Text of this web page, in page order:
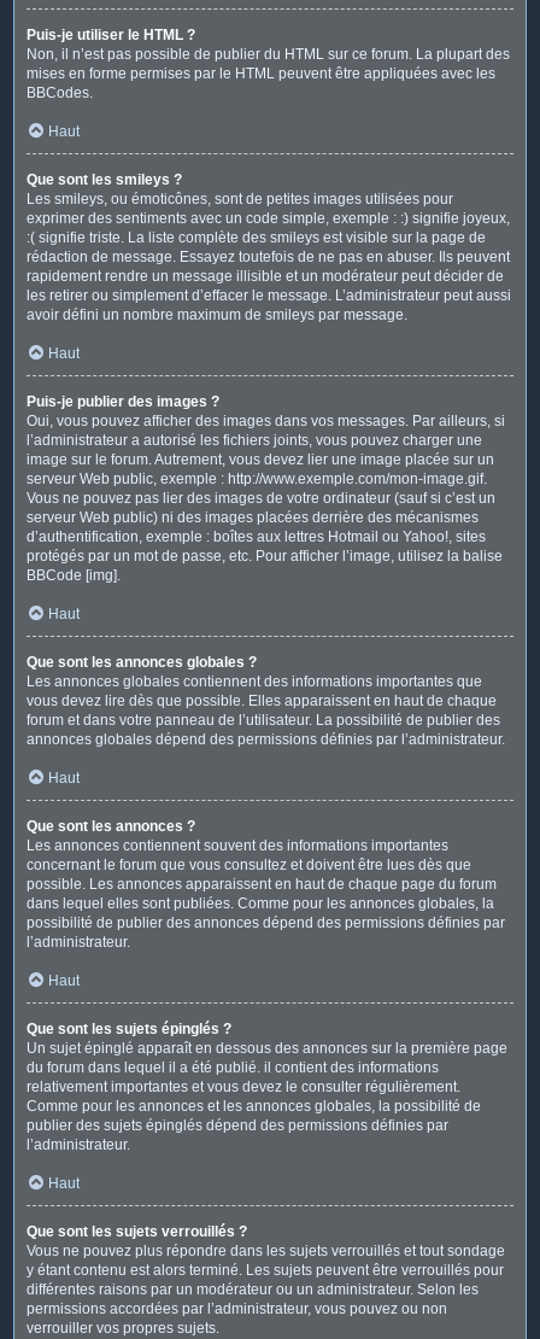
Puis-je utiliser le HTML ?
Non, il n’est pas possible de publier du HTML sur ce forum. La plupart des
mises en forme permises par le HTML peuvent être appliquées avec les
BBCodes.
Haut
Que sont les smileys ?
Les smileys, ou émoticônes, sont de petites images utilisées pour
exprimer des sentiments avec un code simple, exemple : :) signifie joyeux,
:( signifie triste. La liste complète des smileys est visible sur la page de
rédaction de message. Essayez toutefois de ne pas en abuser. Ils peuvent
rapidement rendre un message illisible et un modérateur peut décider de
les retirer ou simplement d’effacer le message. L’administrateur peut aussi
avoir défini un nombre maximum de smileys par message.
Haut
Puis-je publier des images ?
Oui, vous pouvez afficher des images dans vos messages. Par ailleurs, si
l’administrateur a autorisé les fichiers joints, vous pouvez charger une
image sur le forum. Autrement, vous devez lier une image placée sur un
serveur Web public, exemple : http://www.exemple.com/mon-image.gif.
Vous ne pouvez pas lier des images de votre ordinateur (sauf si c’est un
serveur Web public) ni des images placées derrière des mécanismes
d’authentification, exemple : boîtes aux lettres Hotmail ou Yahoo!, sites
protégés par un mot de passe, etc. Pour afficher l’image, utilisez la balise
BBCode [img].
Haut
Que sont les annonces globales ?
Les annonces globales contiennent des informations importantes que
vous devez lire dès que possible. Elles apparaissent en haut de chaque
forum et dans votre panneau de l’utilisateur. La possibilité de publier des
annonces globales dépend des permissions définies par l’administrateur.
Haut
Que sont les annonces ?
Les annonces contiennent souvent des informations importantes
concernant le forum que vous consultez et doivent être lues dès que
possible. Les annonces apparaissent en haut de chaque page du forum
dans lequel elles sont publiées. Comme pour les annonces globales, la
possibilité de publier des annonces dépend des permissions définies par
l’administrateur.
Haut
Que sont les sujets épinglés ?
Un sujet épinglé apparaît en dessous des annonces sur la première page
du forum dans lequel il a été publié. il contient des informations
relativement importantes et vous devez le consulter régulièrement.
Comme pour les annonces et les annonces globales, la possibilité de
publier des sujets épinglés dépend des permissions définies par
l’administrateur.
Haut
Que sont les sujets verrouillés ?
Vous ne pouvez plus répondre dans les sujets verrouillés et tout sondage
y étant contenu est alors terminé. Les sujets peuvent être verrouillés pour
différentes raisons par un modérateur ou un administrateur. Selon les
permissions accordées par l’administrateur, vous pouvez ou non
verrouiller vos propres sujets.